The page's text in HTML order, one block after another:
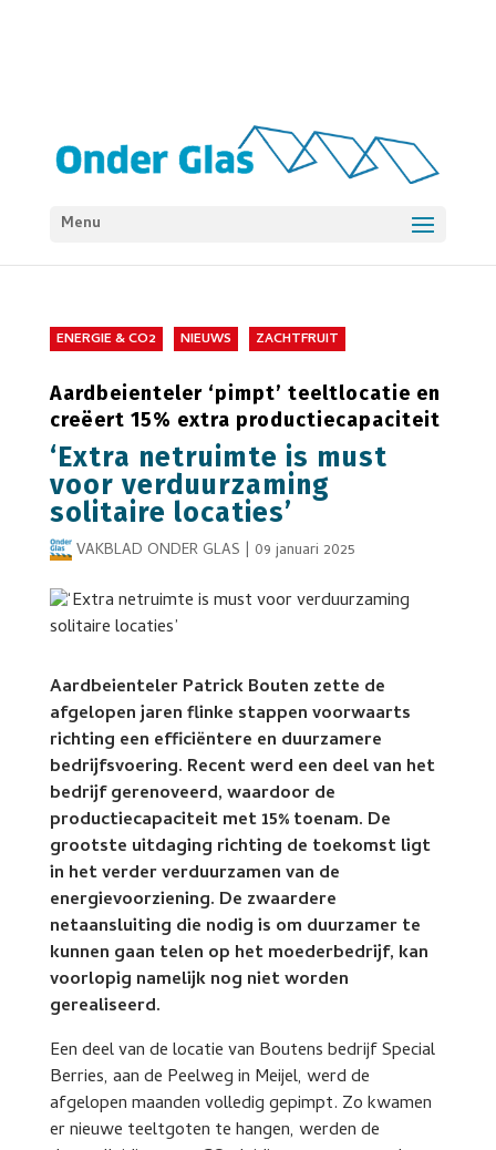
Menu
ENERGIE & CO2 NIEUWS ZACHTFRUIT
Aardbeienteler ‘pimpt’ teeltlocatie en
creëert 15% extra productiecapaciteit
‘Extra netruimte is must
voor verduurzaming
solitaire locaties’
VAKBLAD ONDER GLAS | 09 januari 2025
Aardbeienteler Patrick Bouten zette de
afgelopen jaren flinke stappen voorwaarts
richting een efficiëntere en duurzamere
bedrijfsvoering. Recent werd een deel van het
bedrijf gerenoveerd, waardoor de
productiecapaciteit met 15% toenam. De
grootste uitdaging richting de toekomst ligt
in het verder verduurzamen van de
energievoorziening. De zwaardere
netaansluiting die nodig is om duurzamer te
kunnen gaan telen op het moederbedrijf, kan
voorlopig namelijk nog niet worden
gerealiseerd.
Een deel van de locatie van Boutens bedrijf Special
Berries, aan de Peelweg in Meijel, werd de
afgelopen maanden volledig gepimpt. Zo kwamen
er nieuwe teeltgoten te hangen, werden de